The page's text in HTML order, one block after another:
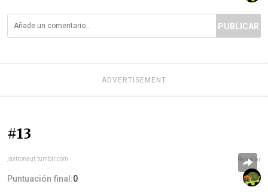
PUBLICAR
ADVERTISEMENT
#13
jaxtronaut.tumblr.com Reportar
Puntuación final:0